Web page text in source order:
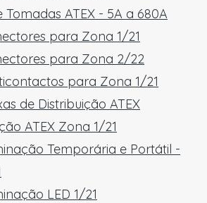
Tomadas ATEX - 5A a 680A
para Zona 1/21
para Zona 2/22
para Zona 1/21
de Distribuição ATEX
ATEX Zona 1/21
Temporária e Portátil -
LED 1/21